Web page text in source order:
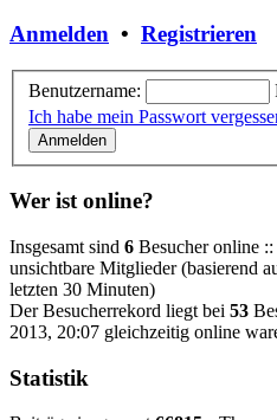
Anmelden • Registrieren
Benutzername:
Ich habe mein Passwort
Wer ist online?
Insgesamt sind 6 Besucher online
unsichtbare Mitglieder (basierend
letzten 30 Minuten)
Der Besucherrekord liegt bei 53
2013, 20:07 gleichzeitig online
Statistik